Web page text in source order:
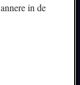
in de